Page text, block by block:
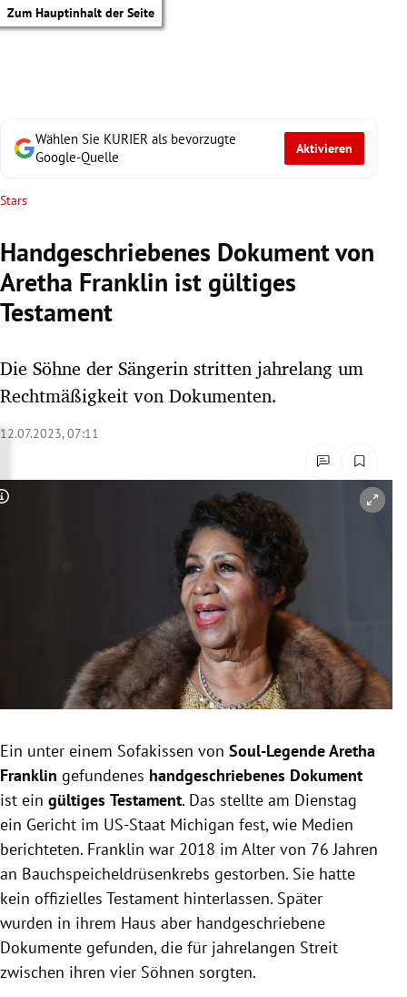
Zum Hauptinhalt der Seite
Untermenü
Untermenü
Untermenü
Untermenü
Wählen Sie KURIER als bevorzugte
Google-Quelle
Aktivieren
Stars
Handgeschriebenes Dokument von
Aretha Franklin ist gültiges
Testament
Die Söhne der Sängerin stritten jahrelang um
Rechtmäßigkeit von Dokumenten.
12.07.2023, 07:11
Copyright-Hinweis öffnen/schließen
Ein unter einem Sofakissen von Soul-Legende Aretha
Franklin gefundenes handgeschriebenes Dokument
ist ein gültiges Testament. Das stellte am Dienstag
ein Gericht im US-Staat Michigan fest, wie Medien
berichteten. Franklin war 2018 im Alter von 76 Jahren
an Bauchspeicheldrüsenkrebs gestorben. Sie hatte
kein offizielles Testament hinterlassen. Später
wurden in ihrem Haus aber handgeschriebene
Dokumente gefunden, die für jahrelangen Streit
zwischen ihren vier Söhnen sorgten.